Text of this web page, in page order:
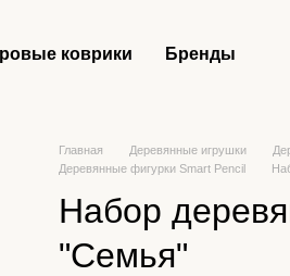
коврики Бренды
Главная Деревянные игрушки
Деревянные фигурки Smart Pencil
Набор
"Семья"